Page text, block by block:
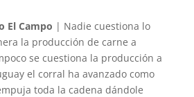
El Campo | Nadie cuestiona lo
la producción de carne a
se cuestiona la producción a
el corral ha avanzado como
toda la cadena dándole